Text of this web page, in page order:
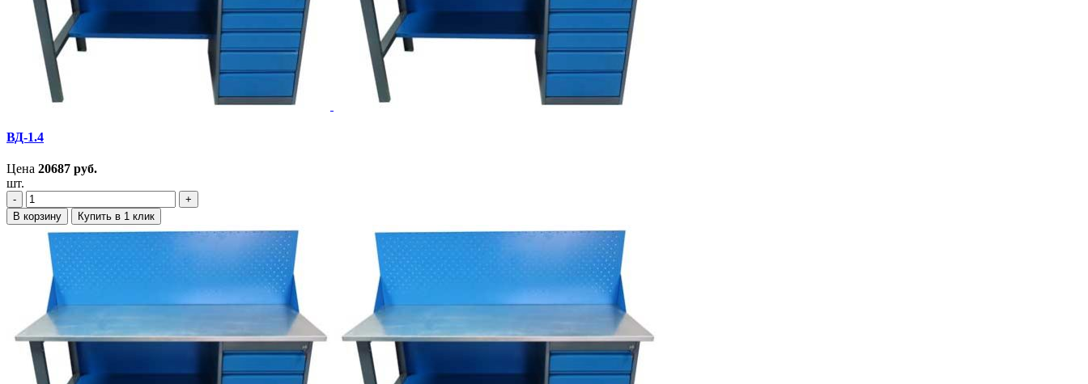
ВД-1.4
Цена 20687 руб.
шт.
‐
+
В корзину
Купить в 1 клик